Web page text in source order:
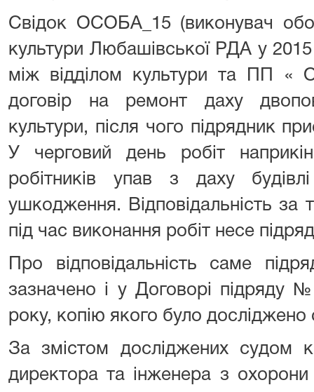
Свідок ОСОБА_15 (виконувач
культури Любашівської РДА у
між відділом культури та ПП «
договір на ремонт даху
культури, після чого підрядник
У черговий день робіт
робітників упав з даху
ушкодження. Відповідальність за
під час виконання робіт несе
Про відповідальність саме
зазначено і у Договорі підряду
року, копію якого було
За змістом досліджених судом
директора та інженера з